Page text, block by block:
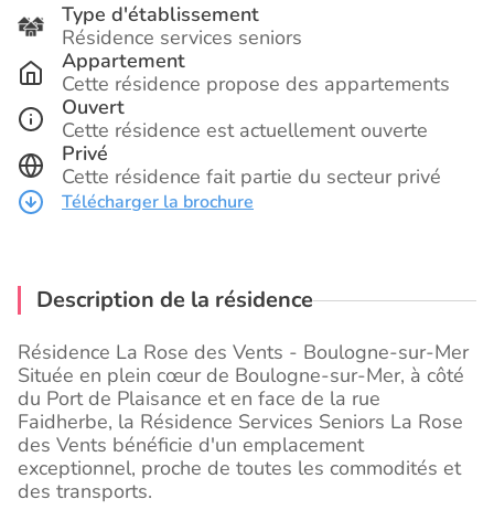
Type d'établissement
Résidence services seniors
Appartement
Cette résidence propose des appartements
Ouvert
Cette résidence est actuellement ouverte
Privé
Cette résidence fait partie du secteur privé
Télécharger la brochure
Description de la résidence
Résidence La Rose des Vents - Boulogne-sur-Mer
Située en plein cœur de Boulogne-sur-Mer, à côté
du Port de Plaisance et en face de la rue
Faidherbe, la Résidence Services Seniors La Rose
des Vents bénéficie d'un emplacement
exceptionnel, proche de toutes les commodités et
des transports.